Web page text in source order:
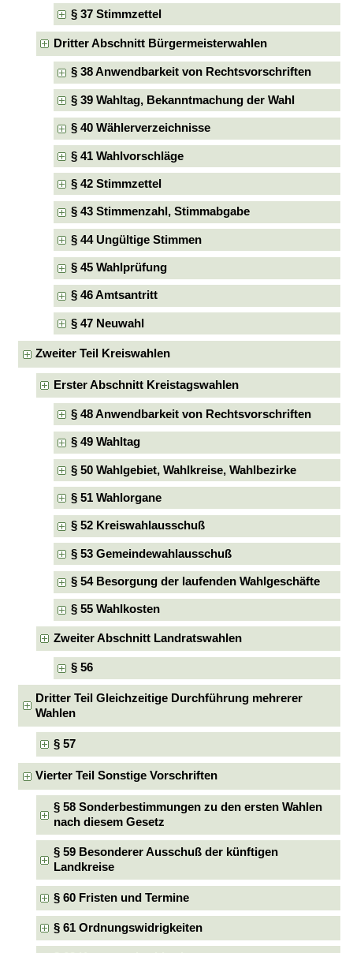
§ 37 Stimmzettel
Dritter Abschnitt Bürgermeisterwahlen
§ 38 Anwendbarkeit von Rechtsvorschriften
§ 39 Wahltag, Bekanntmachung der Wahl
§ 40 Wählerverzeichnisse
§ 41 Wahlvorschläge
§ 42 Stimmzettel
§ 43 Stimmenzahl, Stimmabgabe
§ 44 Ungültige Stimmen
§ 45 Wahlprüfung
§ 46 Amtsantritt
§ 47 Neuwahl
Zweiter Teil Kreiswahlen
Erster Abschnitt Kreistagswahlen
§ 48 Anwendbarkeit von Rechtsvorschriften
§ 49 Wahltag
§ 50 Wahlgebiet, Wahlkreise, Wahlbezirke
§ 51 Wahlorgane
§ 52 Kreiswahlausschuß
§ 53 Gemeindewahlausschuß
§ 54 Besorgung der laufenden Wahlgeschäfte
§ 55 Wahlkosten
Zweiter Abschnitt Landratswahlen
§ 56
Dritter Teil Gleichzeitige Durchführung mehrerer
Wahlen
§ 57
Vierter Teil Sonstige Vorschriften
§ 58 Sonderbestimmungen zu den ersten Wahlen
nach diesem Gesetz
§ 59 Besonderer Ausschuß der künftigen
Landkreise
§ 60 Fristen und Termine
§ 61 Ordnungswidrigkeiten